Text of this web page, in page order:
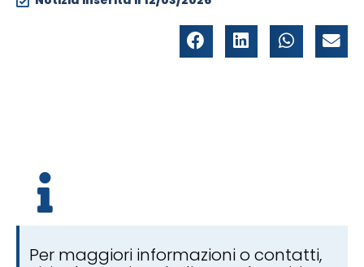
Per maggiori informazioni o contatti,